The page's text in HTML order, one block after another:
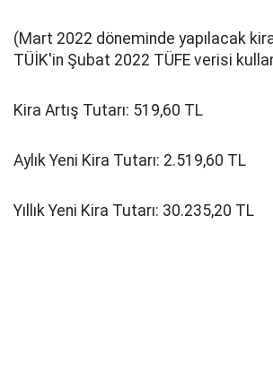
(Mart 2022 döneminde yapılacak
TÜİK'in Şubat 2022 TÜFE verisi
Kira Artış Tutarı: 519,60 TL
Aylık Yeni Kira Tutarı: 2.519,60 TL
Yıllık Yeni Kira Tutarı: 30.235,20 TL